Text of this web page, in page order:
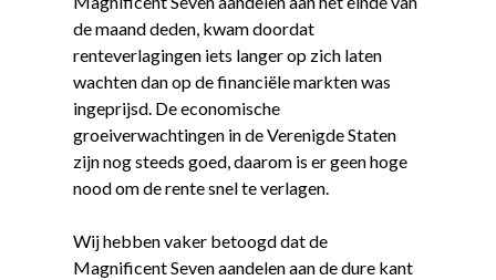
de maand deden, kwam doordat
renteverlagingen iets langer op zich laten
wachten dan op de financiële markten was
ingeprijsd. De economische
groeiverwachtingen in de Verenigde Staten
zijn nog steeds goed, daarom is er geen hoge
nood om de rente snel te verlagen.
Wij hebben vaker betoogd dat de
Magnificent Seven aandelen aan de dure kant